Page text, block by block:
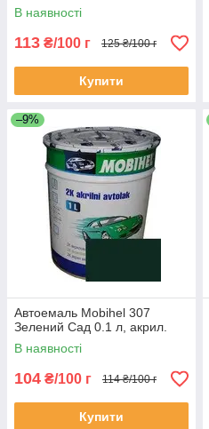
В наявності
113 ₴/100 г 125 ₴/100 г
Купити
–9%
Автоемаль Mobihel 307
Зелений Сад 0.1 л, акрил.
В наявності
104 ₴/100 г 114 ₴/100 г
Купити